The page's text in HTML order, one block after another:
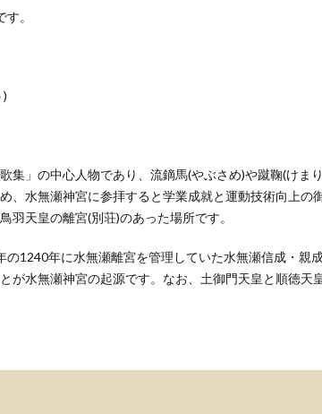
。
)
集」の中心人物であり、流鏑馬(やぶさめ)や蹴鞠(けま
、水無瀬神宮に参拝すると学業成就と運動技術向上の
羽天皇の離宮(別荘)のあった場所です。
の1240年に水無瀬離宮を管理していた水無瀬信成・親
が水無瀬神宮の起源です。なお、土御門天皇と順徳天